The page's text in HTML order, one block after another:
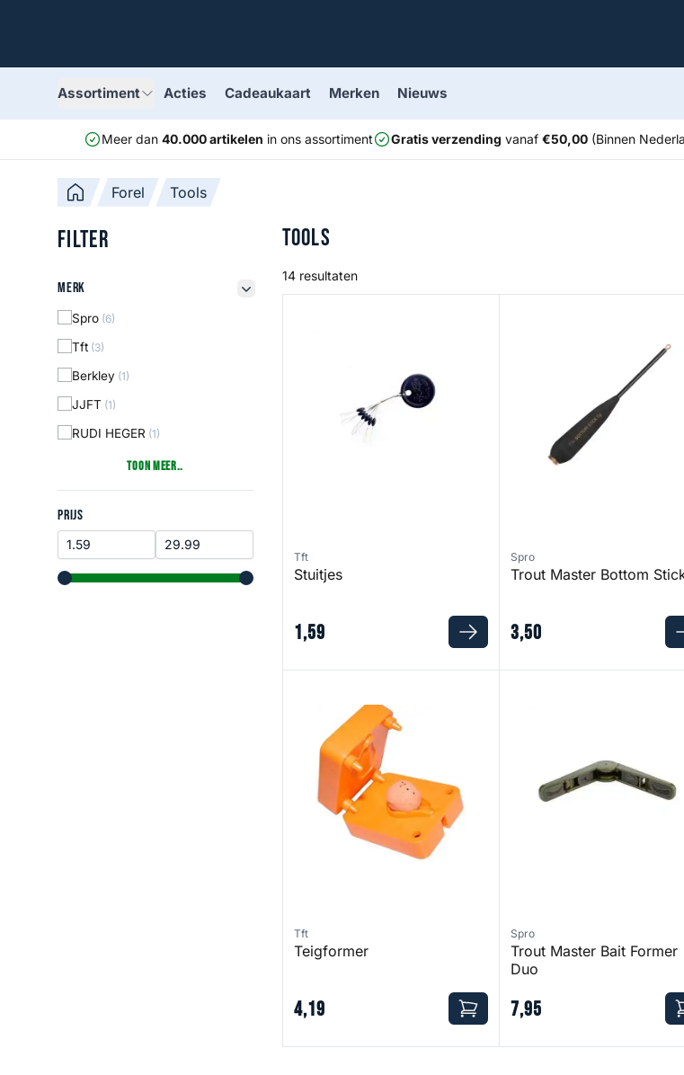
Assortiment Acties Cadeaukaart Merken Nieuws
Meer dan 40.000 artikelen in ons assortiment Gratis verzending vanaf €50,00(Binnen
Forel Tools
Filter
Merk
Merk filter button
Spro (6)
Tft (3)
Berkley (1)
JJFT (1)
RUDI HEGER (1)
Toon Meer..
Prijs
PRIJS
range slider button range slider button
Tools
14 resultaten
Tft
Stuitjes
1,59
Spro
Trout Master Bottom
3,50
Tft
Teigformer
4,19
Spro
Trout Master Bait Former
Duo
7,95